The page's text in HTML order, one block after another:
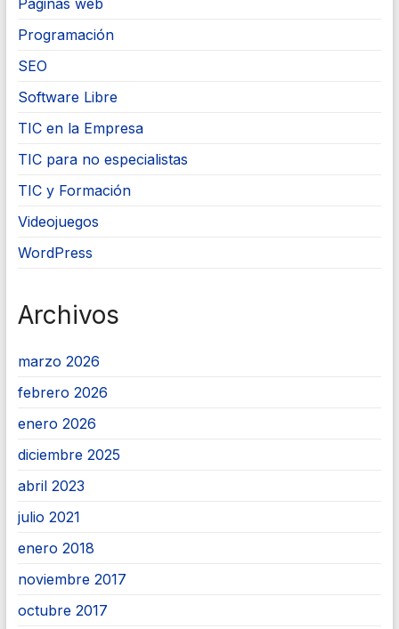
Programación
SEO
Software Libre
TIC en la Empresa
TIC para no especialistas
TIC y Formación
Videojuegos
WordPress
Archivos
marzo 2026
febrero 2026
enero 2026
diciembre 2025
abril 2023
julio 2021
enero 2018
noviembre 2017
octubre 2017